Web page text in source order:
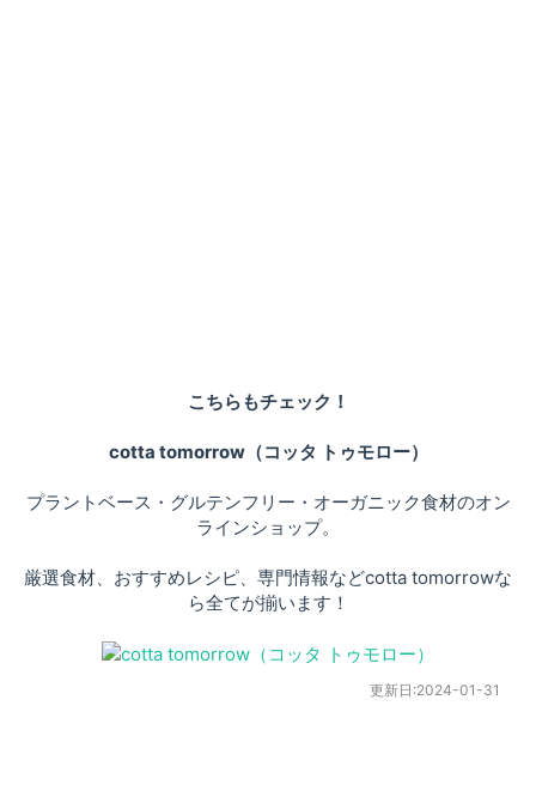
こちらもチェック！
cotta tomorrow（コッタ トゥモロー）
プラントベース・グルテンフリー・オーガニック食材のオン
ラインショップ。
厳選食材、おすすめレシピ、専門情報などcotta tomorrowな
ら全てが揃います！
更新日:2024-01-31